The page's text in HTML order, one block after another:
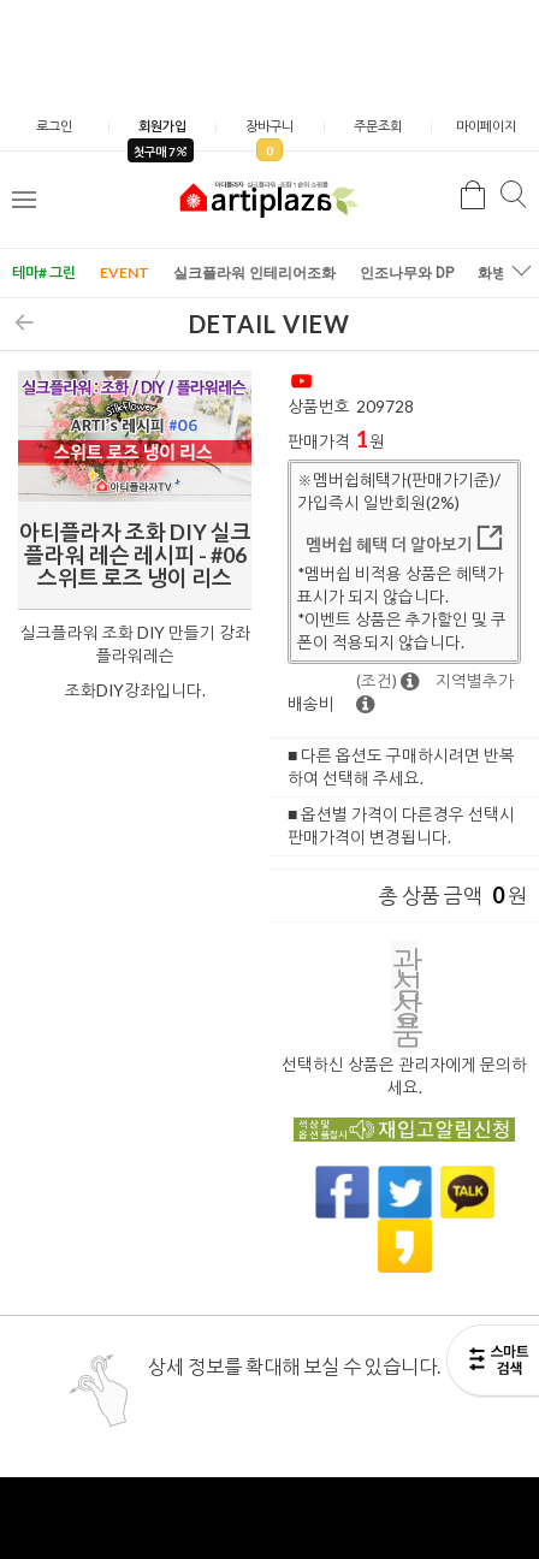
로그인 회원가입
첫구매 7
장바구니
0
주문조회 마이페이지
메
검
테마# 그린 EVENT 실크플라워 인테리어조화 인조나무와 DP 화병/화
DETAIL VIEW
아티플라자 조화 DIY 실크
플라워 레슨 레시피 - #06
스위트 로즈 냉이 리스
실크플라워 조화 DIY 만들기 강좌
플라워레슨
조화DIY강좌입니다.
상품번호 209728
판매가격 1원
※멤버쉽혜택가(판매가기준)/
가입즉시 일반회원(2%)
멤버쉽 혜택 더 알아보기
*멤버쉽 비적용 상품은 혜택가
표시가 되지 않습니다.
*이벤트 상품은 추가할인 및 쿠
폰이 적용되지 않습니다.
배송비
(조건) 지역별추가
■ 다른 옵션도 구매하시려면 반복
하여 선택해 주세요.
■ 옵션별 가격이 다른경우 선택시
판매가격이 변경됩니다.
총 상품 금액 0원
관
심
상
품
선택하신 상품은 관리자에게 문의하
세요.
상세 정보를 확대해 보실 수 있습니다.